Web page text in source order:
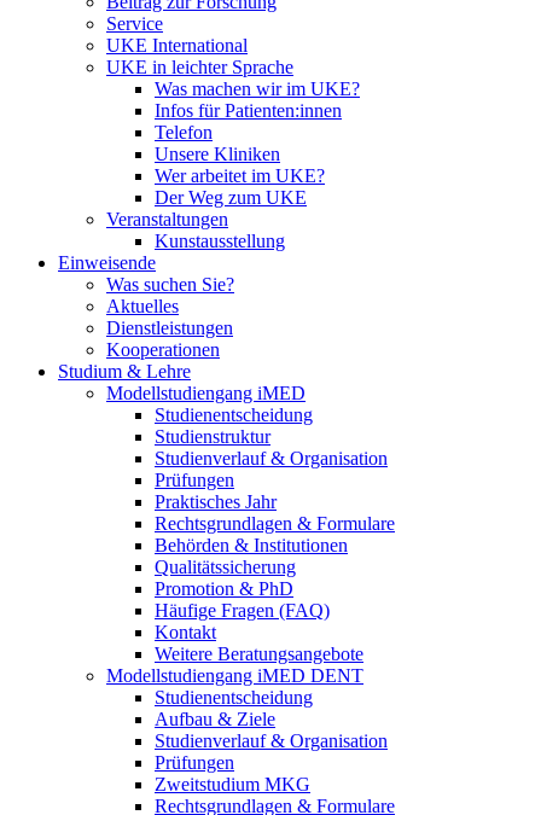
Service
UKE International
UKE in leichter Sprache
Was machen wir im UKE?
Infos für Patienten:innen
Telefon
Unsere Kliniken
Wer arbeitet im UKE?
Der Weg zum UKE
Veranstaltungen
Kunstausstellung
Einweisende
Was suchen Sie?
Aktuelles
Dienstleistungen
Kooperationen
Studium & Lehre
Modellstudiengang iMED
Studienentscheidung
Studienstruktur
Studienverlauf & Organisation
Prüfungen
Praktisches Jahr
Rechtsgrundlagen & Formulare
Behörden & Institutionen
Qualitätssicherung
Promotion & PhD
Häufige Fragen (FAQ)
Kontakt
Weitere Beratungsangebote
Modellstudiengang iMED DENT
Studienentscheidung
Aufbau & Ziele
Studienverlauf & Organisation
Prüfungen
Zweitstudium MKG
Rechtsgrundlagen & Formulare